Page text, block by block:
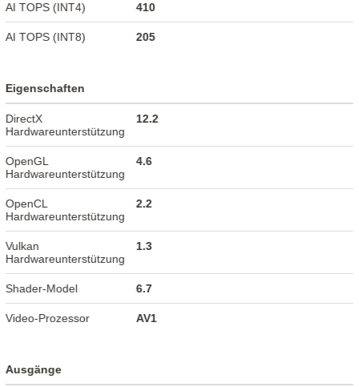
AI TOPS (INT4) 410
AI TOPS (INT8) 205
Eigenschaften
DirectX
Hardwareunterstützung
12.2
OpenGL
Hardwareunterstützung
4.6
OpenCL
Hardwareunterstützung
2.2
Vulkan
Hardwareunterstützung
1.3
Shader-Model 6.7
Video-Prozessor AV1
Ausgänge